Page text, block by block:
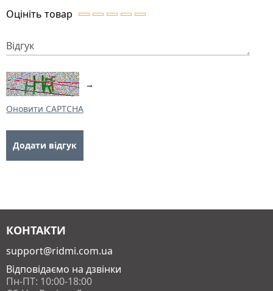
Оцініть товар
Відгук
→
Оновити CAPTCHA
КОНТАКТИ
support@ridmi.com.ua
Відповідаємо на дзвінки
Пн-ПТ: 10:00-18:00